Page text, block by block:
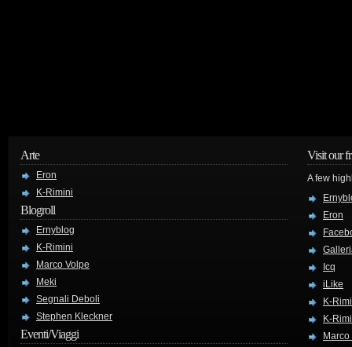
Arte
Eron
K-Rimini
Blogroll
Ernyblog
K-Rimini
Marco Volpe
Meki
Segnali Deboli
Stephen Kleckner
Eventi/Viaggi
Visit our
A few
Eron
Icq
iLike
K-
K-